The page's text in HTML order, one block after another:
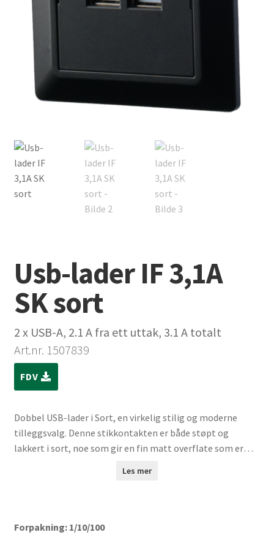
Usb-lader IF 3,1A
SK sort
2 x USB-A, 2.1 A fra ett uttak, 3.1 A totalt
Art.nr. 1507839
FDV
Dobbel USB-lader i Sort, en virkelig stilig og moderne
tilleggsvalg. Denne stikkontakten er både støpt og
lakkert i sort, noe som gir en fin matt overflate som er
holdbar, noe som gjør den til et ypperlig valg for ethvert
Les mer
Forpakning: 1/10/100